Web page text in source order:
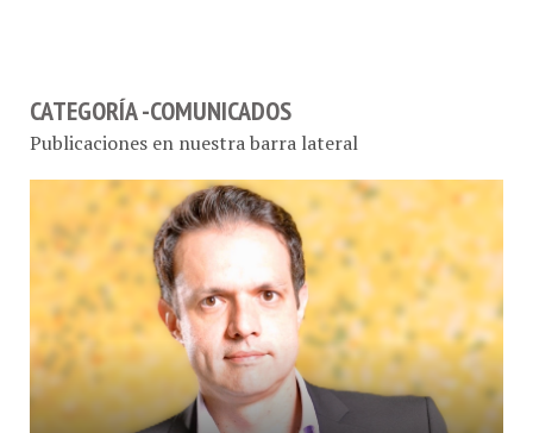
CATEGORÍA -COMUNICADOS
Publicaciones en nuestra barra lateral